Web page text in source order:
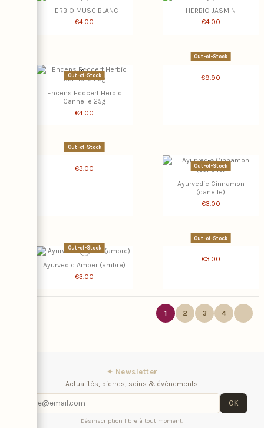
HERBIO MUSC BLANC
€4.00
HERBIO JASMIN
€4.00
Out-of-Stock
Encens Ecocert Herbio
Cannelle 25g
€4.00
Out-of-Stock
€9.90
Out-of-Stock
€3.00 Out-of-Stock
Ayurvedic Cinnamon
(canelle)
€3.00
Out-of-Stock
Ayurvedic Amber (ambre)
€3.00
Out-of-Stock
€3.00
1 2 3 4
✦ Newsletter
Actualités, pierres, soins & événements.
OK
Désinscription libre à tout moment.